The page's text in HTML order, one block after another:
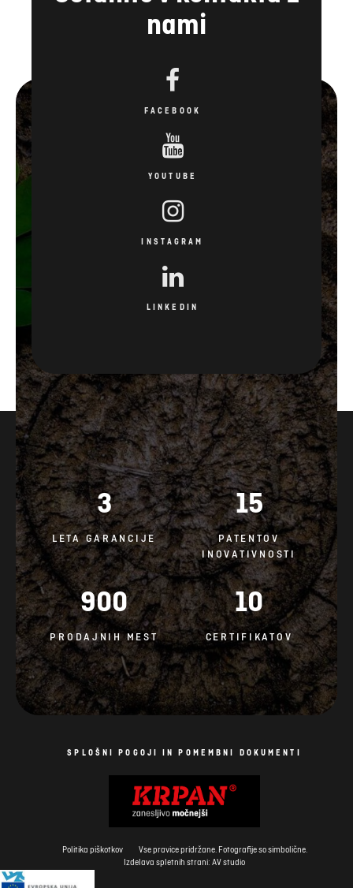
nami
FACEBOOK
YOUTUBE
INSTAGRAM
LINKEDIN
3
LETA GARANCIJE
15
PATENTOV
INOVATIVNOSTI
900
PRODAJNIH MEST
10
CERTIFIKATOV
SPLOŠNI POGOJI IN POMEMBNI DOKUMENTI
Politika piškotkov
Vse pravice pridržane. Fotografije so simbolične.
Izdelava spletnih strani: AV studio